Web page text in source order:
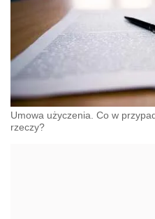
Umowa użyczenia. Co w
rzeczy?